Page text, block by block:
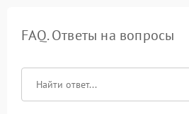
FAQ. Ответы на вопросы